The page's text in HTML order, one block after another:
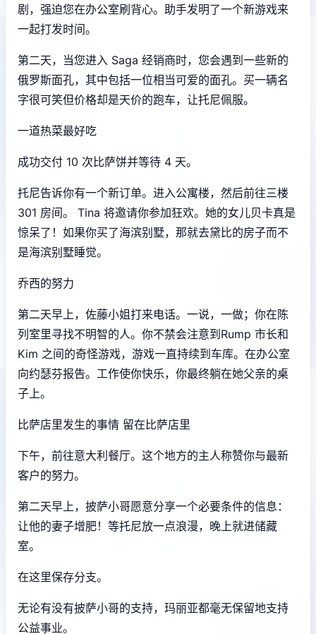
剧，强迫您在办公室刷背心。助手发明了一个新游戏来
一起打发时间。
第二天，当您进入 Saga 经销商时，您会遇到一些新的
俄罗斯面孔，其中包括一位相当可爱的面孔。买一辆名
字很可笑但价格却是天价的跑车，让托尼佩服。
一道热菜最好吃
成功交付 10 次比萨饼并等待 4 天。
托尼告诉你有一个新订单。进入公寓楼，然后前往三楼
301 房间。 Tina 将邀请你参加狂欢。她的女儿贝卡真是
惊呆了！如果你买了海滨别墅，那就去黛比的房子而不
是海滨别墅睡觉。
乔西的努力
第二天早上，佐藤小姐打来电话。一说，一做；你在陈
列室里寻找不明智的人。你不禁会注意到Rump 市长和
Kim 之间的奇怪游戏，游戏一直持续到车库。在办公室
向约瑟芬报告。工作使你快乐，你最终躺在她父亲的桌
子上。
比萨店里发生的事情 留在比萨店里
下午，前往意大利餐厅。这个地方的主人称赞你与最新
客户的努力。
第二天早上，披萨小哥愿意分享一个必要条件的信息：
让他的妻子增肥！等托尼放一点浪漫，晚上就进储藏
室。
在这里保存分支。
无论有没有披萨小哥的支持，玛丽亚都毫无保留地支持
公益事业。